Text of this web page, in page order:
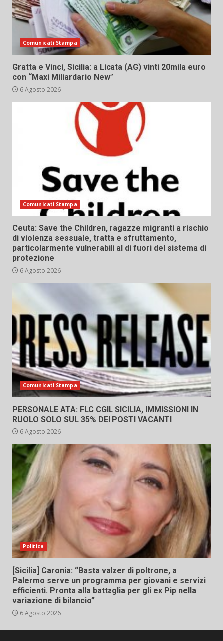
Comunicati Stampa
Gratta e Vinci, Sicilia: a Licata (AG) vinti 20mila euro
con “Maxi Miliardario New”
6 Agosto 2026
Comunicati Stampa
Ceuta: Save the Children, ragazze migranti a rischio
di violenza sessuale, tratta e sfruttamento,
particolarmente vulnerabili al di fuori del sistema di
protezione
6 Agosto 2026
Comunicati Stampa
PERSONALE ATA: FLC CGIL SICILIA, IMMISSIONI IN
RUOLO SOLO SUL 35% DEI POSTI VACANTI
6 Agosto 2026
Politica
[Sicilia] Caronia: “Basta valzer di poltrone, a
Palermo serve un programma per giovani e servizi
efficienti. Pronta alla battaglia per gli ex Pip nella
variazione di bilancio”
6 Agosto 2026